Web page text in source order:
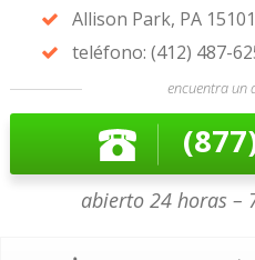
Allison Park, PA 15101
teléfono: (412) 487-
encuentra un
abierto 24 horas –